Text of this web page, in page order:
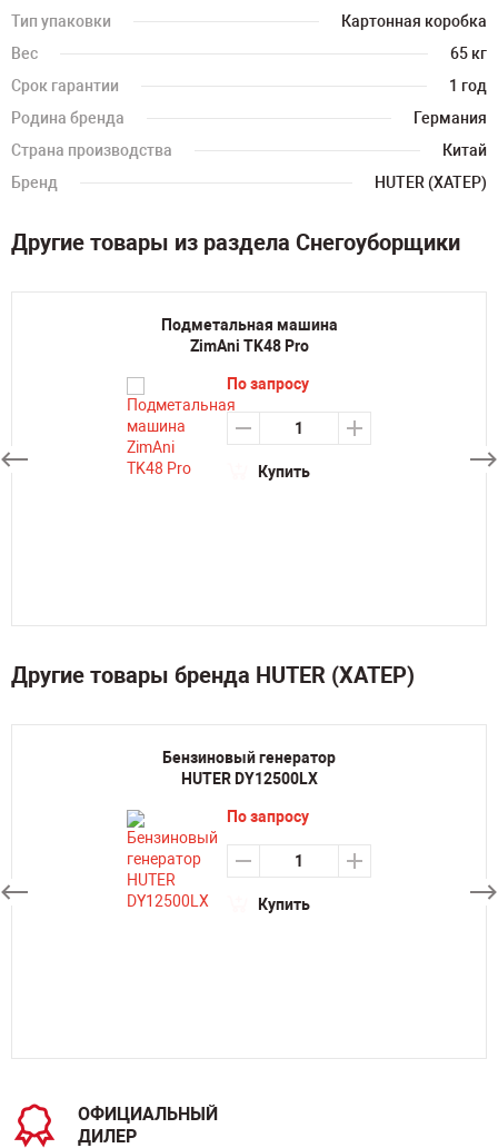
Тип упаковки
Картонная коробка
Вес
65 кг
Срок гарантии
1 год
Родина бренда
Германия
Страна производства
Китай
Бренд
HUTER (ХАТЕР)
Другие товары из раздела Снегоуборщики
Подметальная машина
ZimAni TK48 Pro
По запросу
Купить
Другие товары бренда HUTER (ХАТЕР)
Бензиновый генератор
HUTER DY12500LX
По запросу
Купить
ОФИЦИАЛЬНЫЙ
ДИЛЕР